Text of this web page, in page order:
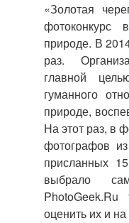
«Золотая
фотоконкурс
природе. В
раз.
главной
гуманного
природе,
На этот раз, в
фотографов
присланных
выбрало
PhotoGeek.Ru
оценить их и